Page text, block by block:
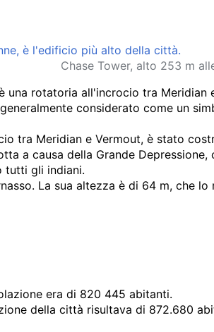
Chase Tower, alto 253 m
una rotatoria all'incrocio tra
considerato come un
tra Meridian e Vermout, è stato
a causa della Grande
tutti gli indiani.
La sua altezza è di 64 m, che lo
era di 820 445 abitanti.
della città risultava di 872.680